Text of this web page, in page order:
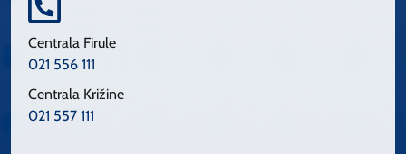
Centrala Firule
021 556 111
Centrala Križine
021 557 111